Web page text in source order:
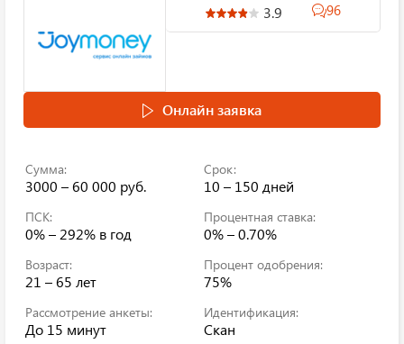
3.9 96
Онлайн заявка
Сумма:
3000 – 60 000 руб.
Срок:
10 – 150 дней
ПСК:
0% – 292% в год
Процентная ставка:
0% – 0.70%
Возраст:
21 – 65 лет
Процент одобрения:
75%
Рассмотрение анкеты:
До 15 минут
Идентификация:
Скан